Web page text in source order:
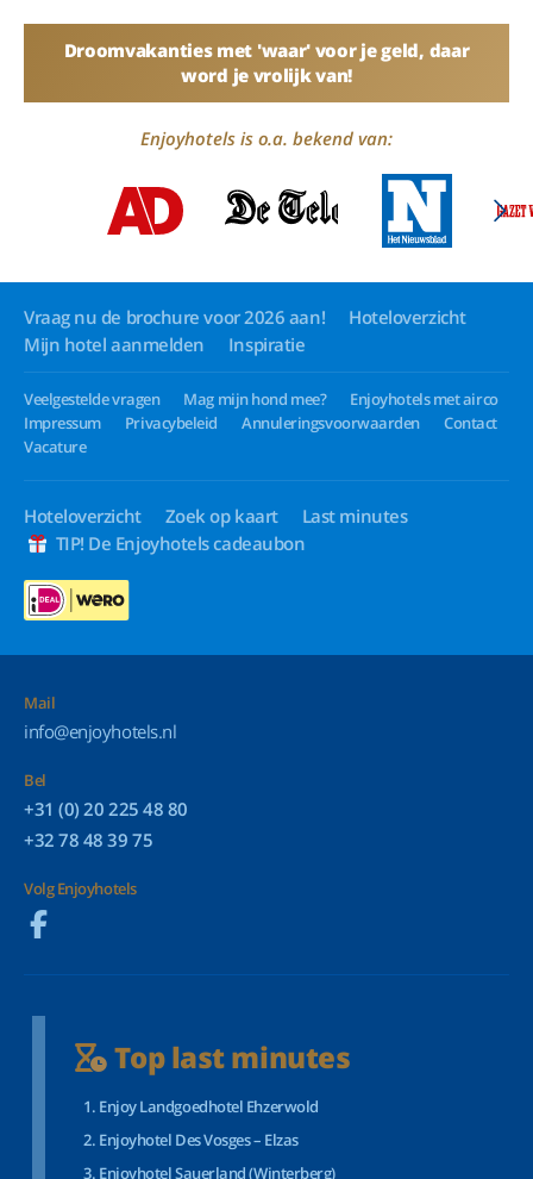
Droomvakanties met 'waar' voor je geld, daar
word je vrolijk van!
Enjoyhotels is o.a. bekend van:
Vraag nu de brochure voor 2026 aan!
Hoteloverzicht
Mijn hotel aanmelden
Inspiratie
Veelgestelde vragen Mag mijn hond mee?
Enjoyhotels met airco
Impressum
Privacybeleid Annuleringsvoorwaarden
Contact
Vacature
Hoteloverzicht Zoek op kaart
Last minutes
TIP! De Enjoyhotels cadeaubon
Mail
info@enjoyhotels.nl
Bel
+31 (0) 20 225 48 80
+32 78 48 39 75
Volg Enjoyhotels
Top last minutes
Enjoy Landgoedhotel Ehzerwold
Enjoyhotel Des Vosges – Elzas
Enjoyhotel Sauerland (Winterberg)